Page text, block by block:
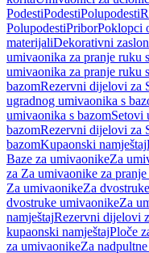
PodestiPodestiPolupodesti
PolupodestiPriborPoklopci
materijaliDekorativni
umivaonika za pranje ruku
umivaonika za pranje ruku
bazomRezervni dijelovi za
ugradnog umivaonika s
umivaonika s bazomSetovi
bazomRezervni dijelovi za
bazomKupaonski namještaj
Baze za umivaonikeZa
za Za umivaonike za
Za umivaonikeZa
dvostruke umivaonikeZa
namještajRezervni dijelovi
kupaonski namještajPloče
za umivaonikeZa